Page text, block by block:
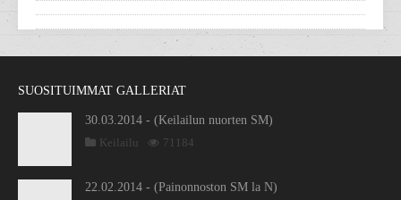
SUOSITUIMMAT GALLERIAT
30.03.2014 - (Keilailun nuorten SM)
Keilailu
71184
22.02.2014 - (Painonnoston SM la N)